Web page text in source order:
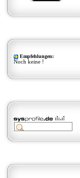
Empfehlungen:
Noch keine !